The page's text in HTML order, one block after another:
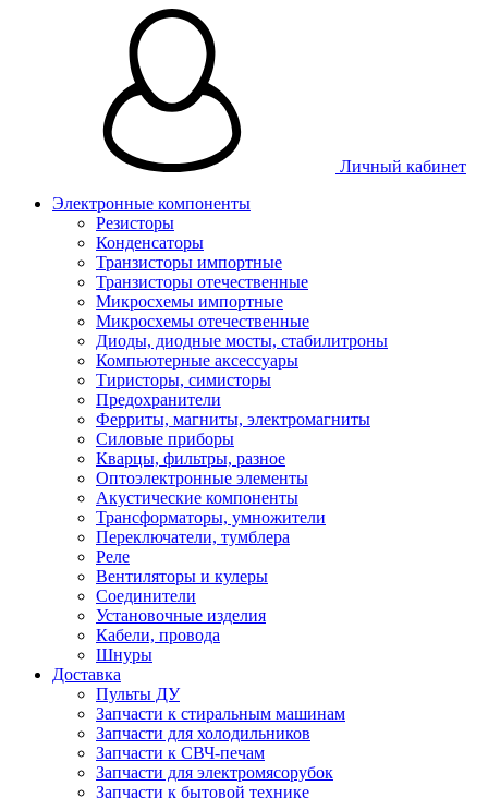
Личный кабинет
Электронные компоненты
Резисторы
Конденсаторы
Транзисторы импортные
Транзисторы отечественные
Микросхемы импортные
Микросхемы отечественные
Диоды, диодные мосты, стабилитроны
Компьютерные аксессуары
Тиристоры, симисторы
Предохранители
Ферриты, магниты, электромагниты
Силовые приборы
Кварцы, фильтры, разное
Оптоэлектронные элементы
Акустические компоненты
Трансформаторы, умножители
Переключатели, тумблера
Реле
Вентиляторы и кулеры
Соединители
Установочные изделия
Кабели, провода
Шнуры
Доставка
Пульты ДУ
Запчасти к стиральным машинам
Запчасти для холодильников
Запчасти к СВЧ-печам
Запчасти для электромясорубок
Запчасти к бытовой технике